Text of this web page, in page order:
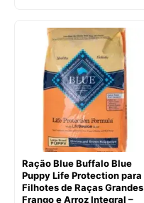
R$201,50.
é:
R$195,04.
Ração Blue Buffalo Blue
Puppy Life Protection para
Filhotes de Raças Grandes
Frango e Arroz Integral –